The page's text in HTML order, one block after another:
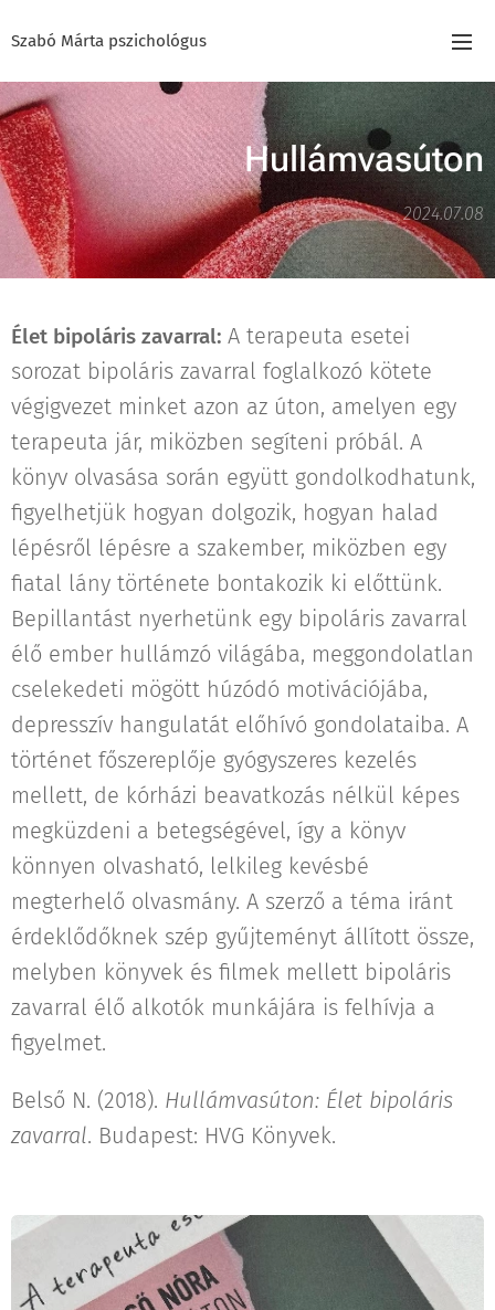
Szabó Márta pszichológus
Hullámvasúton
2024.07.08
Élet bipoláris zavarral: A terapeuta esetei
sorozat bipoláris zavarral foglalkozó kötete
végigvezet minket azon az úton, amelyen egy
terapeuta jár, miközben segíteni próbál. A
könyv olvasása során együtt gondolkodhatunk,
figyelhetjük hogyan dolgozik, hogyan halad
lépésről lépésre a szakember, miközben egy
fiatal lány története bontakozik ki előttünk.
Bepillantást nyerhetünk egy bipoláris zavarral
élő ember hullámzó világába, meggondolatlan
cselekedeti mögött húzódó motivációjába,
depresszív hangulatát előhívó gondolataiba. A
történet főszereplője gyógyszeres kezelés
mellett, de kórházi beavatkozás nélkül képes
megküzdeni a betegségével, így a könyv
könnyen olvasható, lelkileg kevésbé
megterhelő olvasmány. A szerző a téma iránt
érdeklődőknek szép gyűjteményt állított össze,
melyben könyvek és filmek mellett bipoláris
zavarral élő alkotók munkájára is felhívja a
figyelmet.
Belső N. (2018). Hullámvasúton: Élet bipoláris
zavarral. Budapest: HVG Könyvek.